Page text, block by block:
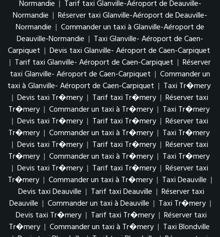
Normandie | Tarif taxi Glanville-Aéroport de Deauville-
Normandie | Réserver taxi Glanville-Aéroport de Deauville-
Normandie | Commander un taxi à Glanville-Aéroport de
Deauville-Normandie | Taxi Glanville- Aéroport de Caen-
Carpiquet | Devis taxi Glanville- Aéroport de Caen-Carpiquet
| Tarif taxi Glanville- Aéroport de Caen-Carpiquet | Réserver
taxi Glanville- Aéroport de Caen-Carpiquet | Commander un
taxi à Glanville- Aéroport de Caen-Carpiquet | Taxi Tr�mery
| Devis taxi Tr�mery | Tarif taxi Tr�mery | Réserver taxi
Tr�mery | Commander un taxi à Tr�mery | Taxi Tr�mery
| Devis taxi Tr�mery | Tarif taxi Tr�mery | Réserver taxi
Tr�mery | Commander un taxi à Tr�mery | Taxi Tr�mery
| Devis taxi Tr�mery | Tarif taxi Tr�mery | Réserver taxi
Tr�mery | Commander un taxi à Tr�mery | Taxi Tr�mery
| Devis taxi Tr�mery | Tarif taxi Tr�mery | Réserver taxi
Tr�mery | Commander un taxi à Tr�mery | Taxi Deauville |
Devis taxi Deauville | Tarif taxi Deauville | Réserver taxi
Deauville | Commander un taxi à Deauville | Taxi Tr�mery |
Devis taxi Tr�mery | Tarif taxi Tr�mery | Réserver taxi
Tr�mery | Commander un taxi à Tr�mery | Taxi Blondville